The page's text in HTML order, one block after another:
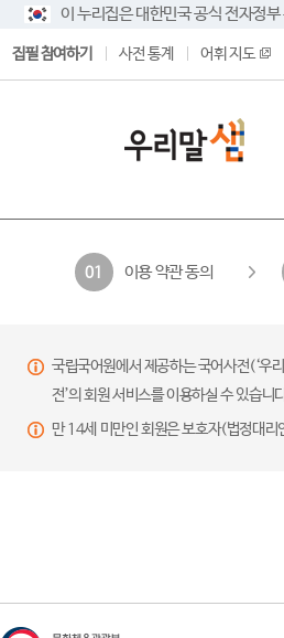
이 누리집은 대한민국 공식 전자정
집필 참여하기 사전 통계 어휘 지도
01 이용 약관 동의
국립국어원에서 제공하는 국어사전(‘우
전’의 회원 서비스를 이용하실 수 있습니
만 14세 미만인 회원은 보호자(법정대